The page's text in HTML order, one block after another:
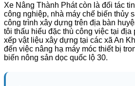
Xe Nâng Thành Phát còn là đối tác
công nghiệp, nhà máy chế biến thủy
công trình xây dựng trên địa bàn
tôi thấu hiểu đặc thù công việc tại
xếp vật liệu xây dựng tại các xã An
đến việc nâng hạ máy móc thiết bị
biến nông sản dọc quốc lộ 30.